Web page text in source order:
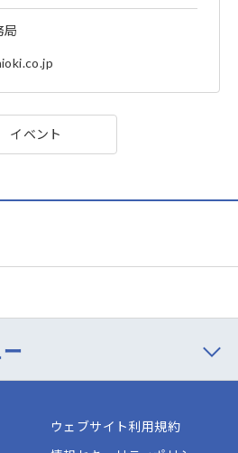
局
イベント
ウェブサイト利用規約